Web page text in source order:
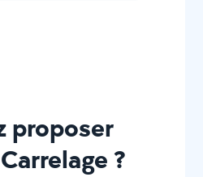
proposer
?